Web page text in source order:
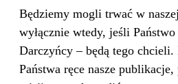
Będziemy mogli trwać w
wyłącznie wtedy, jeśli
Darczyńcy – będą tego
Państwa ręce nasze